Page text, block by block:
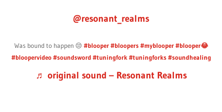
@resonant_realms
Was bound to happen 😒 #blooper #bloopers #myblooper #blooper😂
#bloopervideo #soundsword #tuningfork #tuningforks #soundhealing
♬ original sound – Resonant Realms